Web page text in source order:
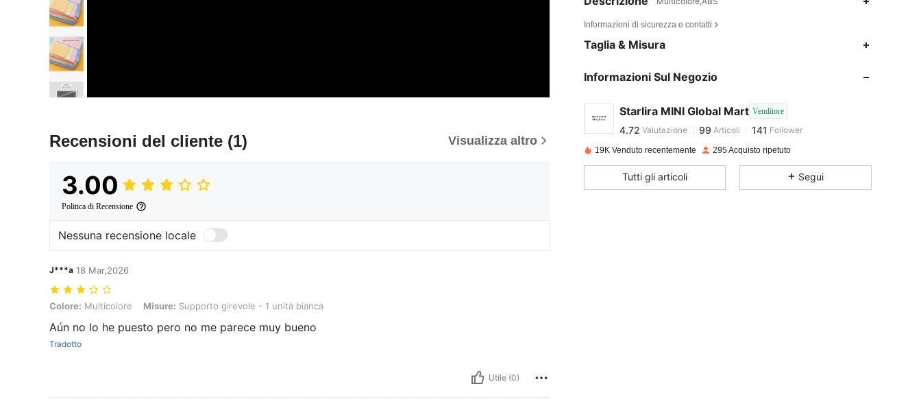
Recensioni del cliente (1) Visualizza altro
3.00
Politica di Recensione
Nessuna recensione locale
J***a 18 Mar,2026
Colore: Multicolore, Misure: Supporto girevole - 1 unità bianca
Colore: Multicolore Misure: Supporto girevole - 1 unità bianca
Aún no lo he puesto pero no me parece muy bueno
Tradotto
Utile (0)
Informazioni di sicurezza e contatti
Taglia & Misura
Informazioni Sul Negozio
Starlira MINI Global Mart Venditore
4.72
4.72 Valutazione 99 Articoli 141 Follower
4.72
19K Venduto recentemente 295 Acquisto ripetuto
Tutti gli articoli Segui